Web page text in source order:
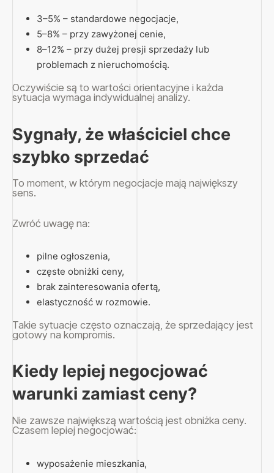
3–5% – standardowe negocjacje,
5–8% – przy zawyżonej cenie,
8–12% – przy dużej presji sprzedaży lub
problemach z nieruchomością.
Oczywiście są to wartości orientacyjne i każda
sytuacja wymaga indywidualnej analizy.
Sygnały, że właściciel chce
szybko sprzedać
To moment, w którym negocjacje mają największy
sens.
Zwróć uwagę na:
pilne ogłoszenia,
częste obniżki ceny,
brak zainteresowania ofertą,
elastyczność w rozmowie.
Takie sytuacje często oznaczają, że sprzedający jest
gotowy na kompromis.
Kiedy lepiej negocjować
warunki zamiast ceny?
Nie zawsze największą wartością jest obniżka ceny.
Czasem lepiej negocjować:
wyposażenie mieszkania,